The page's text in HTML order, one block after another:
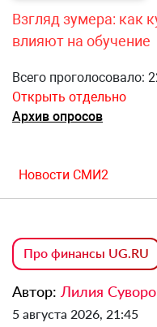
Взгляд зумера: как
влияют на обучение
Всего проголосовало:
Открыть отдельно
Архив опросов
Новости СМИ2
Про финансы UG.RU
Автор: Лилия
5 августа 2026, 21:45